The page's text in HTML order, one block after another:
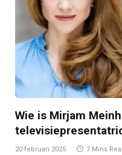
Wie is Mirjam
20 februari 2025 7 Mins